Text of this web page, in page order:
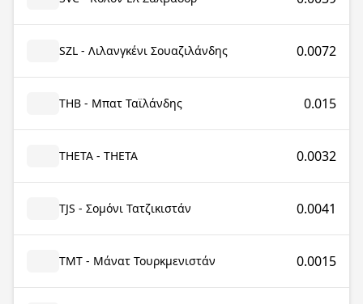
SZL - Λιλανγκένι Σουαζιλάνδης 0.0072
THB - Μπατ Ταϊλάνδης 0.015
THETA - THETA 0.0032
TJS - Σομόνι Τατζικιστάν 0.0041
TMT - Μάνατ Τουρκμενιστάν 0.0015